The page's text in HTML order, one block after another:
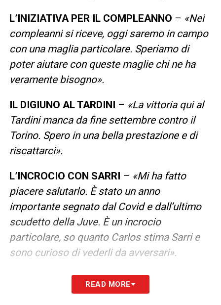
L’INIZIATIVA PER IL COMPLEANNO – «Nei
compleanni si riceve, oggi saremo in campo
con una maglia particolare. Speriamo di
poter aiutare con queste maglie chi ne ha
veramente bisogno».
IL DIGIUNO AL TARDINI – «La vittoria qui al
Tardini manca da fine settembre contro il
Torino. Spero in una bella prestazione e di
riscattarci».
L’INCROCIO CON SARRI – «Mi ha fatto
piacere salutarlo. È stato un anno
importante segnato dal Covid e dall’ultimo
scudetto della Juve. È un incrocio
particolare, so quanto Carlos stima Sarri e
sono curioso di vederli da avversari».
SARRI AD ALTI LIVELLI–«Che Sarri
continuasse ad allenare ad alti livelli sì, me lo
READ MORE